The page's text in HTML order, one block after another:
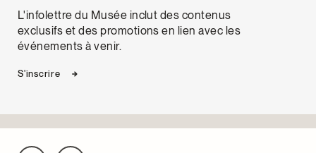
L'infolettre du Musée inclut des contenus
exclusifs et des promotions en lien avec les
événements à venir.
S'inscrire